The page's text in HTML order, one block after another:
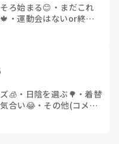
ろ始まる😊 ・ まだこれ
・運動会はないor終わ
🧊 ・ 日陰を選ぶ🌳 ・着替
合い😂・ その他(コメン